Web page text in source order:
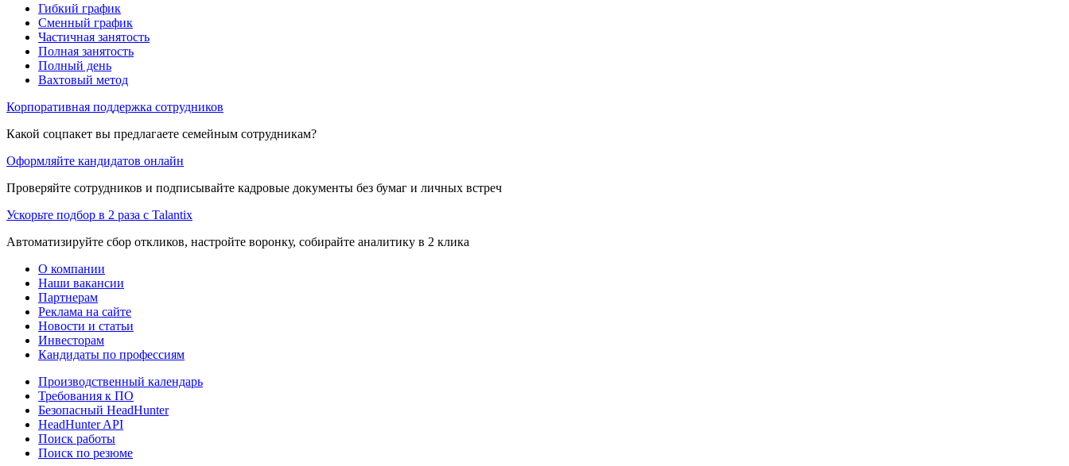
Гибкий график
Сменный график
Частичная занятость
Полная занятость
Полный день
Вахтовый метод
Корпоративная поддержка сотрудников
Какой соцпакет вы предлагаете семейным сотрудникам?
Оформляйте кандидатов онлайн
Проверяйте сотрудников и подписывайте кадровые документы без бумаг и личных встреч
Ускорьте подбор в 2 раза с Talantix
Автоматизируйте сбор откликов, настройте воронку, собирайте аналитику в 2 клика
О компании
Наши вакансии
Партнерам
Реклама на сайте
Новости и статьи
Инвесторам
Кандидаты по профессиям
Производственный календарь
Требования к ПО
Безопасный HeadHunter
HeadHunter API
Поиск работы
Поиск по резюме